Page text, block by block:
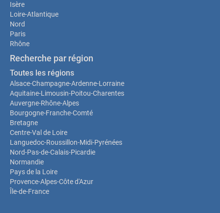
Isère
Loire-Atlantique
Nord
Paris
Rhône
Recherche par région
Toutes les régions
Alsace-Champagne-Ardenne-Lorraine
Aquitaine-Limousin-Poitou-Charentes
Auvergne-Rhône-Alpes
Bourgogne-Franche-Comté
Bretagne
Centre-Val de Loire
Languedoc-Roussillon-Midi-Pyrénées
Nord-Pas-de-Calais-Picardie
Normandie
Pays de la Loire
Provence-Alpes-Côte d'Azur
Île-de-France